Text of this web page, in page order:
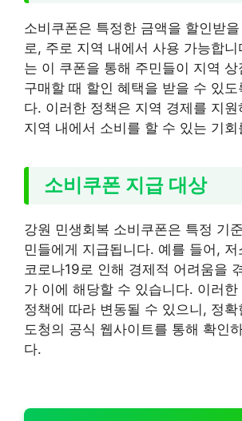
소비쿠폰은 특정한 금액을 할인받
로, 주로 지역 내에서 사용 가능합니
는 이 쿠폰을 통해 주민들이 지역 상
구매할 때 할인 혜택을 받을 수 있도
다. 이러한 정책은 지역 경제를 지원
지역 내에서 소비를 할 수 있는 기
소비쿠폰 지급 대상
강원 민생회복 소비쿠폰은 특정 기
민들에게 지급됩니다. 예를 들어,
코로나19로 인해 경제적 어려움을
가 이에 해당할 수 있습니다. 이러한
정책에 따라 변동될 수 있으니, 정확
도청의 공식 웹사이트를 통해 확인
다.